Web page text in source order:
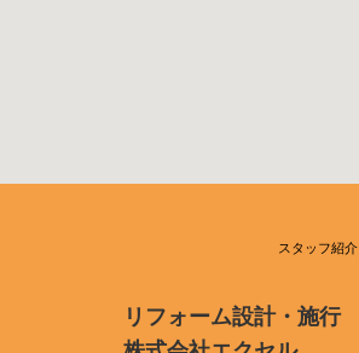
スタッフ紹介
リフォーム設計・施行